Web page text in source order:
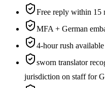
Free reply within 15
MFA + German
4-hour rush
sworn translator
jurisdiction on staff for